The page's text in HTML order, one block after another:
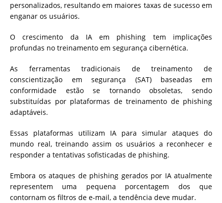
personalizados, resultando em maiores taxas de sucesso em
enganar os usuários.
O crescimento da IA ​​em phishing tem implicações
profundas no treinamento em segurança cibernética.
As ferramentas tradicionais de treinamento de
conscientização em segurança (SAT) baseadas em
conformidade estão se tornando obsoletas, sendo
substituídas por plataformas de treinamento de phishing
adaptáveis.
Essas plataformas utilizam IA para simular ataques do
mundo real, treinando assim os usuários a reconhecer e
responder a tentativas sofisticadas de phishing.
Embora os ataques de phishing gerados por IA atualmente
representem uma pequena porcentagem dos que
contornam os filtros de e-mail, a tendência deve mudar.